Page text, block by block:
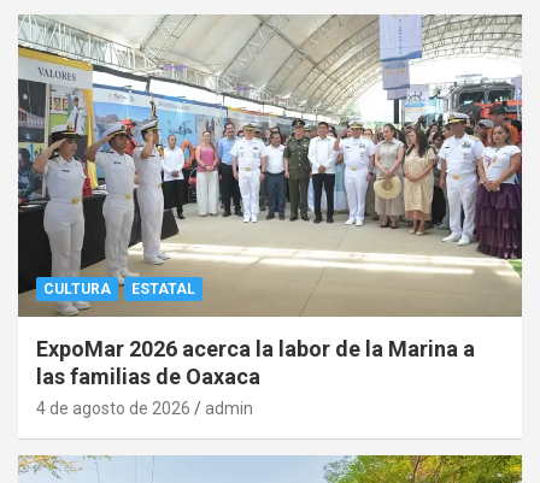
CULTURA ESTATAL
ExpoMar 2026 acerca la labor de la Marina a
las familias de Oaxaca
4 de agosto de 2026 admin